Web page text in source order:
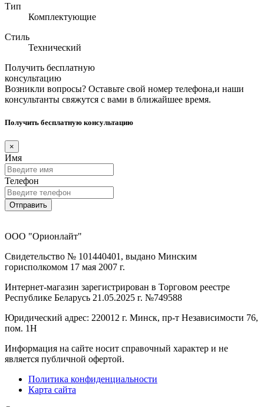
Тип
Комплектующие
Стиль
Технический
Получить бесплатную
консультацию
Возникли вопросы? Оставьте свой номер телефона,и наши
консультанты свяжутся с вами в ближайшее время.
Получить бесплатную консультацию
×
Имя
Телефон
Отправить
ООО "Орионлайт"
Свидетельство № 101440401, выдано Минским
горисполкомом 17 мая 2007 г.
Интернет-магазин зарегистрирован в Торговом реестре
Республике Беларусь 21.05.2025 г. №749588
Юридический адрес: 220012 г. Минск, пр-т Независимости 76,
пом. 1Н
Информация на сайте носит справочный характер и не
является публичной офертой.
Политика конфиденциальности
Карта сайта